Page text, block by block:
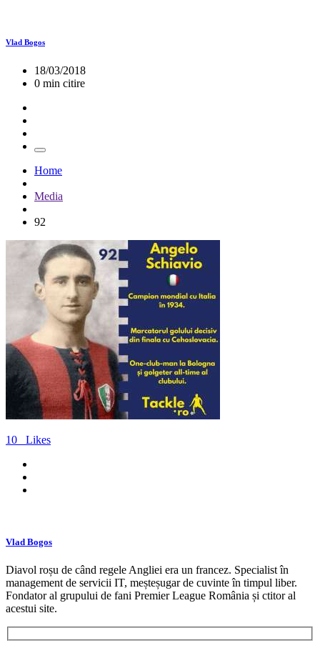
Vlad Bogos
18/03/2018
0 min citire
Home
Media
92
10 Likes
Vlad Bogos
Diavol roșu de când regele Angliei era un francez. Specialist în
management de servicii IT, meșteșugar de cuvinte în timpul liber.
Fondator al grupului de fani Premier League România și ctitor al
acestui site.